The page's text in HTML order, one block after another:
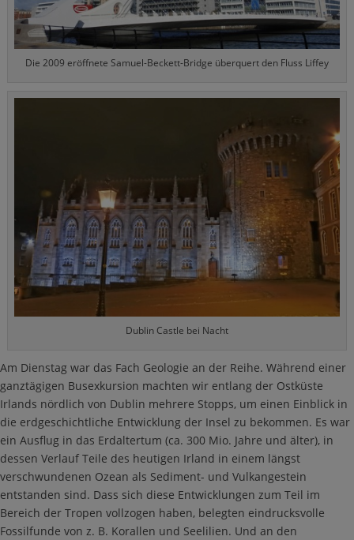
Die 2009 eröffnete Samuel-Beckett-Bridge überquert den Fluss Liffey
Dublin Castle bei Nacht
Am Dienstag war das Fach Geologie an der Reihe. Während einer
ganztägigen Busexkursion machten wir entlang der Ostküste
Irlands nördlich von Dublin mehrere Stopps, um einen Einblick in
die erdgeschichtliche Entwicklung der Insel zu bekommen. Es war
ein Ausflug in das Erdaltertum (ca. 300 Mio. Jahre und älter), in
dessen Verlauf Teile des heutigen Irland in einem längst
verschwundenen Ozean als Sediment- und Vulkangestein
entstanden sind. Dass sich diese Entwicklungen zum Teil im
Bereich der Tropen vollzogen haben, belegten eindrucksvolle
Fossilfunde von z. B. Korallen und Seelilien. Und an den